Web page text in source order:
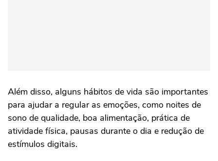
Além disso, alguns hábitos de vida são importantes
para ajudar a regular as emoções, como noites de
sono de qualidade, boa alimentação, prática de
atividade física, pausas durante o dia e redução de
estímulos digitais.